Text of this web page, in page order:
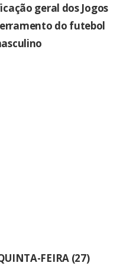
geral dos Jogos
do futebol
FEIRA (27)